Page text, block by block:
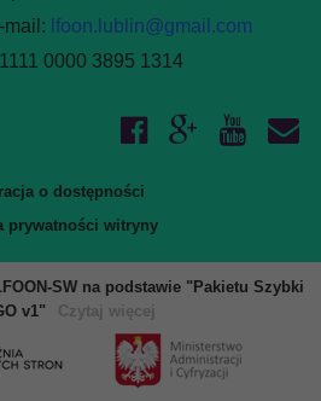
DZIAŁANIA
Fundacji PCJ Otwarte Źródła
tym dziale udostępniane są plany
Liczba pozycji: 3
są dokumenty sprawozdawcze
merytoryczne oraz raporty
mail: lfoon.lublin@gmail.com
0000 3895 1314
o dostępności
prywatności witryny
SW na podstawie "Pakietu Szybki
v1"
Czytaj więcej